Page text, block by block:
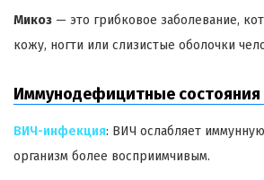
Микоз — это грибковое заболевание,
кожу, ногти или слизистые оболочки
Иммунодефицитные состояния
ВИЧ-инфекция: ВИЧ ослабляет
организм более восприимчивым.